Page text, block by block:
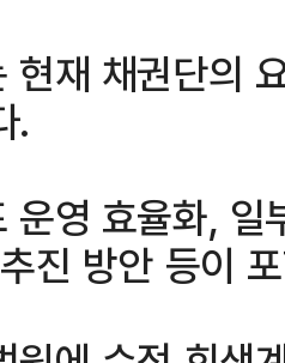
현재 채권단의
.
운영 효율화,
진 방안 등이